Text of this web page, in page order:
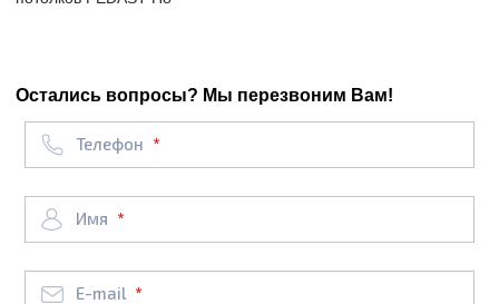
Остались вопросы? Мы перезвоним Вам!
Телефон
Имя
E-mail